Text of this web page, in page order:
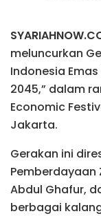
meluncurkan
Indonesia
2045,” dalam
Economic
Jakarta.
Gerakan ini
Pemberdayaan
Abdul Ghafur,
berbagai